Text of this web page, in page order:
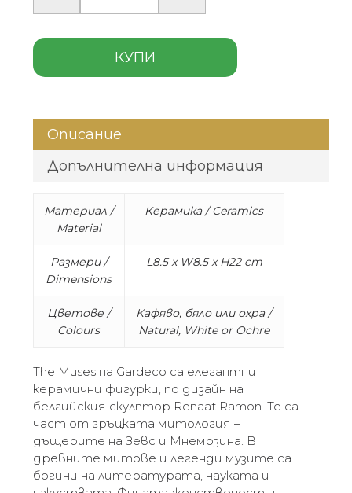
КУПИ
Описание
Допълнителна информация
Материал /
Material
Керамика / Ceramics
Размери /
Dimensions
L8.5 x W8.5 x H22 cm
Цветове /
Colours
Кафяво, бяло или охра /
Natural, White or Ochre
The Muses на Gardeco са елегантни
керамични фигурки, по дизайн на
белгийския скулптор Renaat Ramon. Те са
част от гръцката митология –
дъщерите на Зевс и Мнемозина. В
древните митове и легенди музите са
богини на литературата, науката и